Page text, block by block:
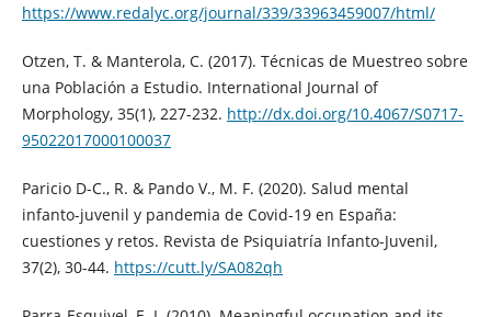
https://www.redalyc.org/journal/339/33963459007/html/
Otzen, T. & Manterola, C. (2017). Técnicas de Muestreo sobre
una Población a Estudio. International Journal of
Morphology, 35(1), 227-232. http://dx.doi.org/10.4067/S0717-
95022017000100037
Paricio D-C., R. & Pando V., M. F. (2020). Salud mental
infanto-juvenil y pandemia de Covid-19 en España:
cuestiones y retos. Revista de Psiquiatría Infanto-Juvenil,
37(2), 30-44. https://cutt.ly/SA082qh